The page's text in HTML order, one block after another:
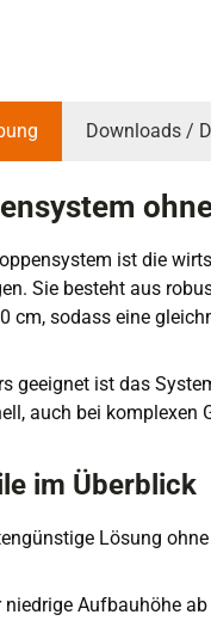
Downloads /
ist die
Sie besteht aus
cm, sodass eine
geeignet ist das
auch bei komplexen
im Überblick
Lösung
niedrige Aufbauhöhe